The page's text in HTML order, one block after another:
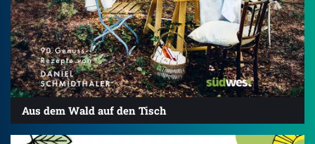
Aus dem Wald auf den Tisch